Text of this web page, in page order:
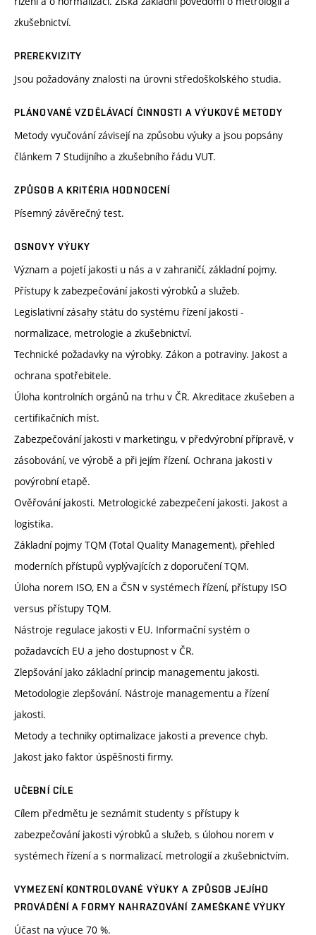
zkušebnictví.
PREREKVIZITY
Jsou požadovány znalosti na úrovni středoškolského studia.
PLÁNOVANÉ VZDĚLÁVACÍ ČINNOSTI A VÝUKOVÉ METODY
Metody vyučování závisejí na způsobu výuky a jsou popsány
článkem 7 Studijního a zkušebního řádu VUT.
ZPŮSOB A KRITÉRIA HODNOCENÍ
Písemný závěrečný test.
OSNOVY VÝUKY
Význam a pojetí jakosti u nás a v zahraničí, základní pojmy.
Přístupy k zabezpečování jakosti výrobků a služeb.
Legislativní zásahy státu do systému řízení jakosti -
normalizace, metrologie a zkušebnictví.
Technické požadavky na výrobky. Zákon a potraviny. Jakost a
ochrana spotřebitele.
Úloha kontrolních orgánů na trhu v ČR. Akreditace zkušeben a
certifikačních míst.
Zabezpečování jakosti v marketingu, v předvýrobní přípravě, v
zásobování, ve výrobě a při jejím řízení. Ochrana jakosti v
povýrobní etapě.
Ověřování jakosti. Metrologické zabezpečení jakosti. Jakost a
logistika.
Základní pojmy TQM (Total Quality Management), přehled
moderních přístupů vyplývajících z doporučení TQM.
Úloha norem ISO, EN a ČSN v systémech řízení, přístupy ISO
versus přístupy TQM.
Nástroje regulace jakosti v EU. Informační systém o
požadavcích EU a jeho dostupnost v ČR.
Zlepšování jako základní princip managementu jakosti.
Metodologie zlepšování. Nástroje managementu a řízení
jakosti.
Metody a techniky optimalizace jakosti a prevence chyb.
Jakost jako faktor úspěšnosti firmy.
UČEBNÍ CÍLE
Cílem předmětu je seznámit studenty s přístupy k
zabezpečování jakosti výrobků a služeb, s úlohou norem v
systémech řízení a s normalizací, metrologií a zkušebnictvím.
VYMEZENÍ KONTROLOVANÉ VÝUKY A ZPŮSOB JEJÍHO
PROVÁDĚNÍ A FORMY NAHRAZOVÁNÍ ZAMEŠKANÉ VÝUKY
Účast na výuce 70 %.